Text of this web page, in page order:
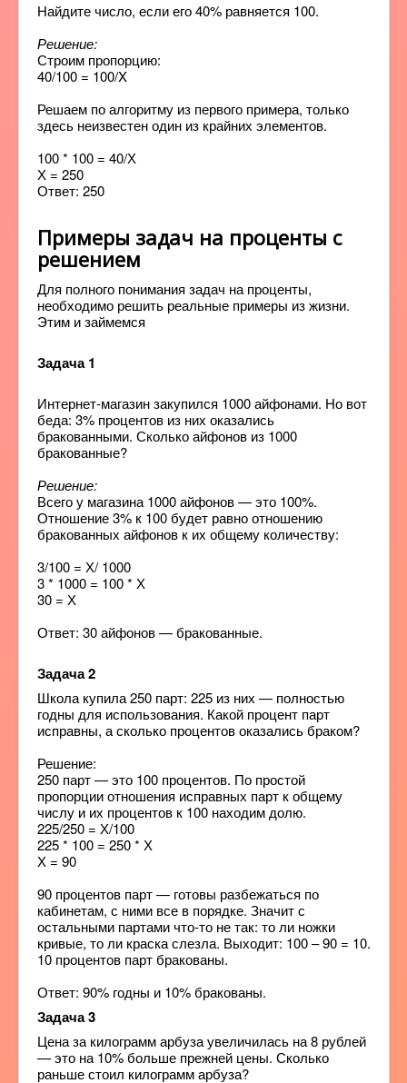
Найдите число, если его 40% равняется 100.
Решение:
Строим пропорцию:
40/100 = 100/X
Решаем по алгоритму из первого примера, только
здесь неизвестен один из крайних элементов.
100 * 100 = 40/Х
Х = 250
Ответ: 250
Примеры задач на проценты с
решением
Для полного понимания задач на проценты,
необходимо решить реальные примеры из жизни.
Этим и займемся
Задача 1
Интернет-магазин закупился 1000 айфонами. Но вот
беда: 3% процентов из них оказались
бракованными. Сколько айфонов из 1000
бракованные?
Решение:
Всего у магазина 1000 айфонов — это 100%.
Отношение 3% к 100 будет равно отношению
бракованных айфонов к их общему количеству:
3/100 = Х/ 1000
3 * 1000 = 100 * Х
30 = Х
Ответ: 30 айфонов — бракованные.
Задача 2
Школа купила 250 парт: 225 из них — полностью
годны для использования. Какой процент парт
исправны, а сколько процентов оказались браком?
Решение:
250 парт — это 100 процентов. По простой
пропорции отношения исправных парт к общему
числу и их процентов к 100 находим долю.
225/250 = Х/100
225 * 100 = 250 * Х
Х = 90
90 процентов парт — готовы разбежаться по
кабинетам, с ними все в порядке. Значит с
остальными партами что-то не так: то ли ножки
кривые, то ли краска слезла. Выходит: 100 – 90 = 10.
10 процентов парт бракованы.
Ответ: 90% годны и 10% бракованы.
Задача 3
Цена за килограмм арбуза увеличилась на 8 рублей
— это на 10% больше прежней цены. Сколько
раньше стоил килограмм арбуза?